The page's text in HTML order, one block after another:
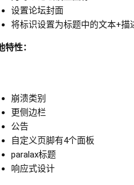
设置论坛封面
将标识设置为标题中的文本+描
特性：
崩溃类别
更侧边栏
公告
自定义页脚有4个面板
paralax标题
响应式设计